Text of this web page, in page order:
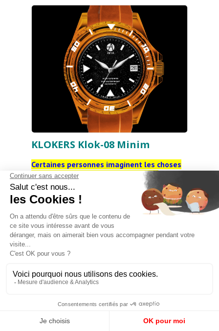
KLOKERS Klok-08 Minim
Certaines personnes imaginent les choses
telles qu’elles pourraient être et se
disent... pourquoi pas ?
D’autres, ce qui est
encore plus fascinant, peuvent entendre les
mouvements, sentir les couleurs, voir les sons...
Inspirée par le vide, par le son des couleurs et
par la danse des jeux de lumières, se présente
comme la définition du mystère de
l'impermanence de toute chose : le fait que
compte l'instant. Avec cette poésie faite
d’association des sens et de vie à contretemps,
Minim laisse les émotions nous envahir le
contemplation, le temps de s’émerveiller.